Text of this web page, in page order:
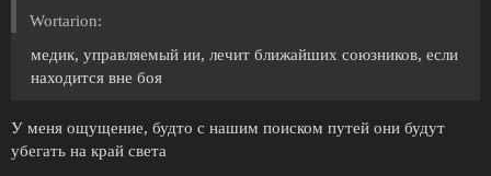
Wortarion:
медик, управляемый ии, лечит ближайших союзников, если
находится вне боя
У меня ощущение, будто с нашим поиском путей они будут
убегать на край света